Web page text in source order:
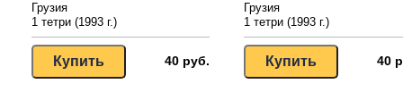
Грузия
1 тетри (1993 г.)
40 руб.
Грузия
1 тетри (1993 г.)
40